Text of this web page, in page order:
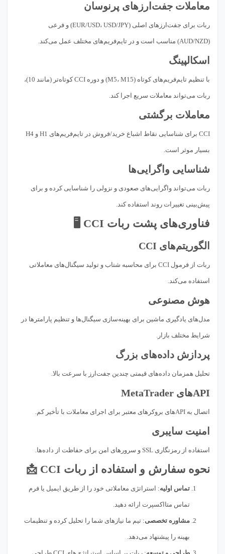
معاملات جفت‌ارزهای پرنوسان
ربات برای جفت‌ارزهای اصلی (EUR/USD، USD/JPY) و فرعی
(AUD/NZD) مناسب است و در تایم‌فریم‌های مختلف عمل می‌کند.
اسکالپینگ
با تنظیم تایم‌فریم‌های کوتاه (M5، M15) و دوره CCI کوتاه‌تر (مانند 10)،
ربات می‌تواند معاملات سریع اجرا کند.
معاملات برگشتی
CCI برای شناسایی نقاط اشباع خرید/فروش در تایم‌فریم‌های H1 و H4
بسیار موثر است.
شناسایی واگرایی‌ها
ربات می‌تواند واگرایی‌های صعودی و نزولی را شناسایی کرده و برای
پیش‌بینی تغییرات روند استفاده کند.
فناوری‌های پشت ربات CCI 🖥️
الگوریتم‌های CCI
ربات از فرمول CCI برای محاسبه شتاب و تولید سیگنال‌های معاملاتی
استفاده می‌کند.
هوش مصنوعی
مدل‌های یادگیری ماشین برای بهینه‌سازی سیگنال‌ها و تنظیم پارامترها در
شرایط مختلف بازار.
پردازش داده‌های بزرگ
تحلیل همزمان داده‌های قیمتی چندین جفت‌ارز با سرعت بالا.
APIهای MetaTrader
اتصال به APIهای بروکرهای معتبر برای اجرای معاملات با تأخیر کم.
امنیت سایبری
استفاده از رمزنگاری SSL و سرورهای امن برای حفاظت از داده‌ها.
نحوه سفارش و استفاده از ربات CCI 📩
تماس اولیه: استراتژی معاملاتی خود را از طریق ایمیل یا فرم
تماس متااکسپرت ارائه دهید.
مشاوره تخصصی: تیم ما نیازهای شما را تحلیل کرده و تنظیمات
بهینه را پیشنهاد می‌دهد.